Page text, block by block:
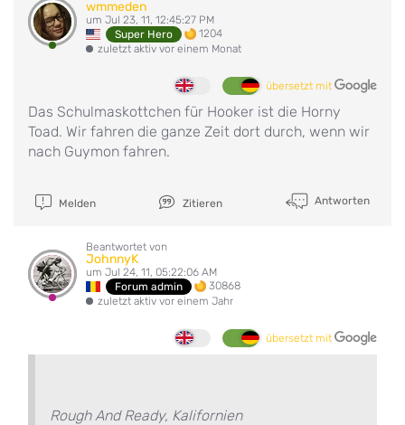
wmmeden
um Jul 23, 11, 12:45:27 PM
Super Hero
1204
zuletzt aktiv vor einem Monat
übersetzt mit
Das Schulmaskottchen für Hooker ist die Horny
Toad. Wir fahren die ganze Zeit dort durch, wenn wir
nach Guymon fahren.
Melden Zitieren Antworten
Beantwortet von
JohnnyK
um Jul 24, 11, 05:22:06 AM
Forum admin
30868
zuletzt aktiv vor einem Jahr
übersetzt mit
Rough And Ready, Kalifornien